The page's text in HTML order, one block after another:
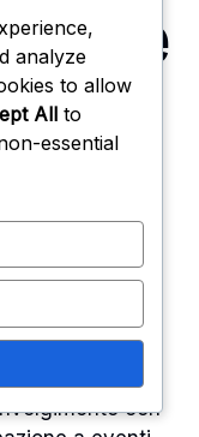
le
di ricevere i
con
analyze
to allow
All to
essential